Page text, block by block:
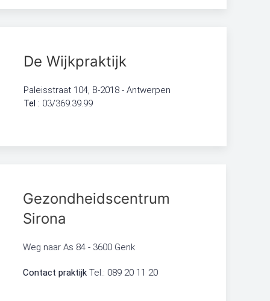
De Wijkpraktijk
Paleisstraat 104, B-2018 - Antwerpen
Tel : 03/369.39.99
Gezondheidscentrum
Sirona
Weg naar As 84 - 3600 Genk
Contact praktijkTel.: 089 20 11 20